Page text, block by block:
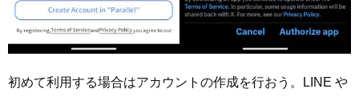
初めて利用する場合はアカウントの作成を行おう。LINE や